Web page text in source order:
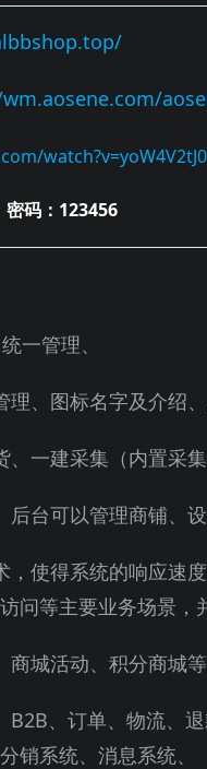
码：123456
一管理、
理、图标名字及介绍
、一建采集（内置采
后台可以管理商铺、
，使得系统的响应速
问等主要业务场景，
城活动、积分商城等
B2B、订单、物流、
销系统、消息系统、